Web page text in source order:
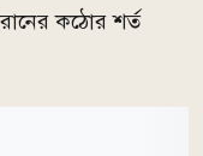
কঠোর শর্ত